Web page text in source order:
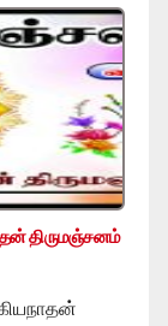
திருமஞ்சனம்